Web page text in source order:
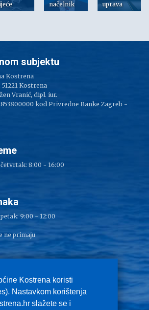
načelnik
uprava
Kostrena koristi
Nastavkom korištenja
slažete se i
subjektu
Kostrena
51221 Kostrena
Vranić, dipl. iur.
kod Privredne Banke Zagreb -
8:00 - 16:00
9:00 - 12:00
ne primaju